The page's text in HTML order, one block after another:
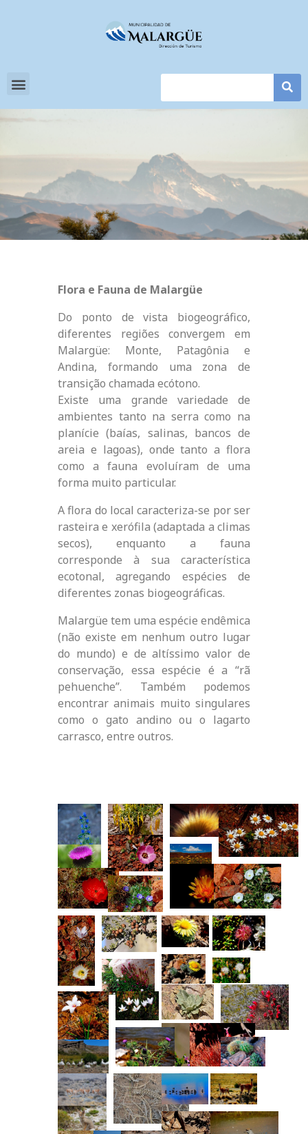
Flora e Fauna de Malargüe
Do ponto de vista biogeográfico,
diferentes regiões convergem em
Malargüe: Monte, Patagônia e
Andina, formando uma zona de
transição chamada ecótono.
Existe uma grande variedade de
ambientes tanto na serra como na
planície (baías, salinas, bancos de
areia e lagoas), onde tanto a flora
como a fauna evoluíram de uma
forma muito particular.
A flora do local caracteriza-se por ser
rasteira e xerófila (adaptada a climas
secos), enquanto a fauna
corresponde à sua característica
ecotonal, agregando espécies de
diferentes zonas biogeográficas.
Malargüe tem uma espécie endêmica
(não existe em nenhum outro lugar
do mundo) e de altíssimo valor de
conservação, essa espécie é a “rã
pehuenche”. Também podemos
encontrar animais muito singulares
como o gato andino ou o lagarto
carrasco, entre outros.